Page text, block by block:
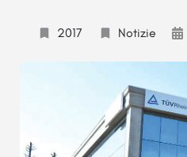
2017 Notizie